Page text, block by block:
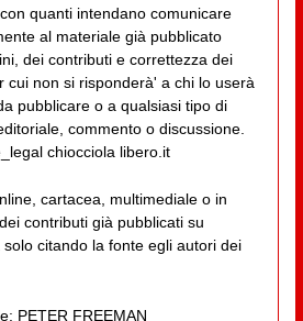
quanti intendano comunicare
al materiale già pubblicato
dei contributi e correttezza dei
cui non si risponderà' a chi lo userà
pubblicare o a qualsiasi tipo di
commento o discussione.
chiocciola libero.it
cartacea, multimediale o in
contributi già pubblicati su
citando la fonte egli autori dei
PETER FREEMAN